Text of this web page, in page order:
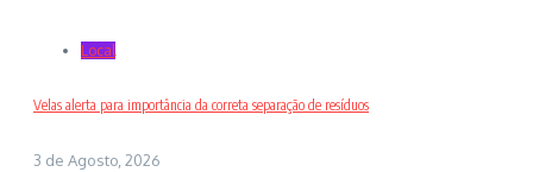
Local
Velas alerta para importância da correta separação de resíduos
3 de Agosto, 2026